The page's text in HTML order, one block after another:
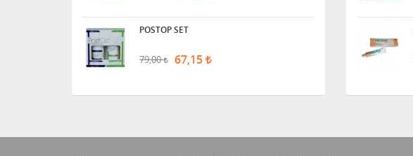
33,50
ZİGAVUS EXTRA PLUS
ML - 3 AL 2 ÖDE!
POSTOP SET
79,00 67,15